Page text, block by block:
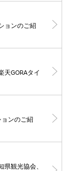
ョンのご紹
GORAタイ
ョンのご紹
県観光協会、